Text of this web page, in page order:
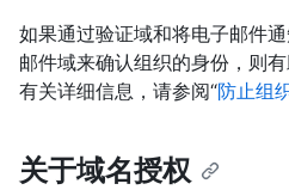
如果通过验证域和将电子邮件
邮件域来确认组织的身份，则
有关详细信息，请参阅“防止组
关于域名授权